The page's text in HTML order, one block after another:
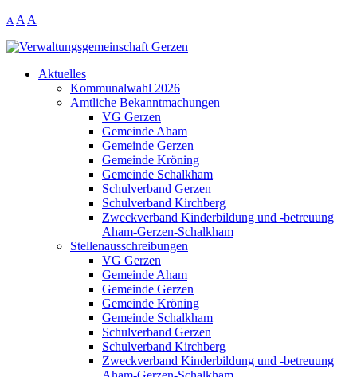
A A A
Aktuelles
Kommunalwahl 2026
Amtliche Bekanntmachungen
VG Gerzen
Gemeinde Aham
Gemeinde Gerzen
Gemeinde Kröning
Gemeinde Schalkham
Schulverband Gerzen
Schulverband Kirchberg
Zweckverband Kinderbildung und -betreuung
Aham-Gerzen-Schalkham
Stellenausschreibungen
VG Gerzen
Gemeinde Aham
Gemeinde Gerzen
Gemeinde Kröning
Gemeinde Schalkham
Schulverband Gerzen
Schulverband Kirchberg
Zweckverband Kinderbildung und -betreuung